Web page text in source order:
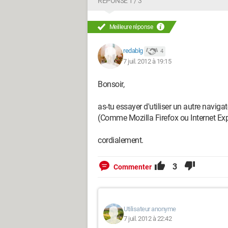
Meilleure réponse
redablg 4
7 juil. 2012 à 19:15
Bonsoir,
as-tu essayer d'utiliser un autre
(Comme Mozilla Firefox ou Internet
cordialement.
Commenter 3
Utilisateur anonyme
7 juil. 2012 à 22:42